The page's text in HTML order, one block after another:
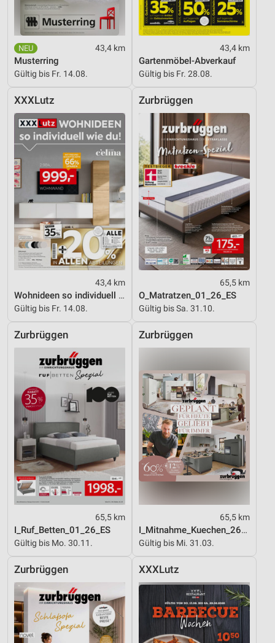
43,4 km
Musterring
Gültig bis Fr. 14.08.
43,4 km
Gartenmöbel-Abverkauf
Gültig bis Fr. 28.08.
XXXLutz
43,4 km
Wohnideen so individuell wie du!
Gültig bis Fr. 14.08.
Zurbrüggen
65,5 km
O_Matratzen_01_26_ES
Gültig bis Sa. 31.10.
Zurbrüggen
65,5 km
I_Ruf_Betten_01_26_ES
Gültig bis Mo. 30.11.
Zurbrüggen
65,5 km
I_Mitnahme_Kuechen_26_ES
Gültig bis Mi. 31.03.
Zurbrüggen XXXLutz